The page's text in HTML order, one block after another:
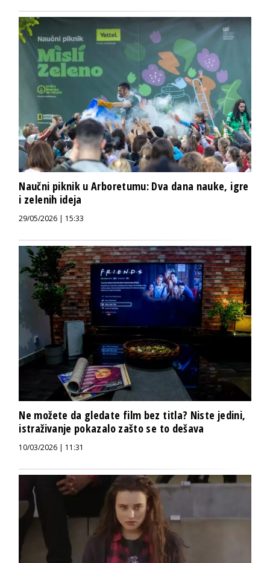
Naučni piknik u Arboretumu: Dva dana nauke, igre
i zelenih ideja
29/05/2026 | 15:33
Ne možete da gledate film bez titla? Niste jedini,
istraživanje pokazalo zašto se to dešava
10/03/2026 | 11:31